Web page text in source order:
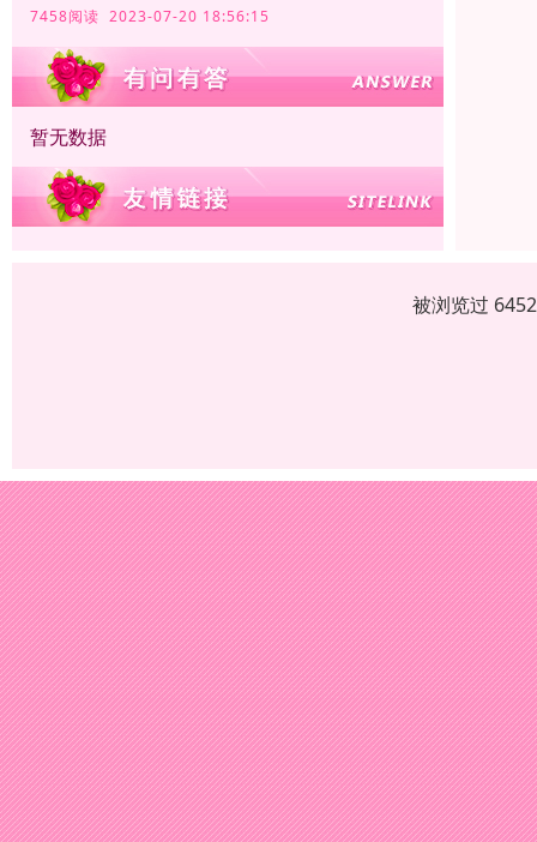
7458阅读 2023-07-20 18:56:15
暂无数据
被浏览过